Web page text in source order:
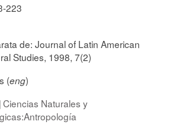
223
de: Journal of Latin American
Studies, 1998, 7(2)
(eng)
Ciencias Naturales y